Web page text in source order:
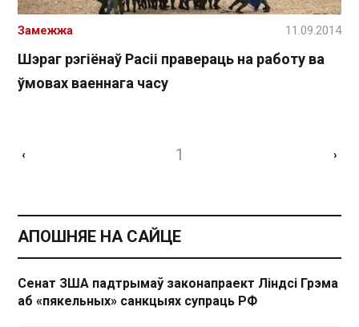
Шэраг рэгіёнаў Расіі правераць на работу ва
ўмовах ваеннага часу
Замежжа 11.09.2014
‹ 1 ›
АПОШНЯЕ НА САЙЦЕ
Сенат ЗША падтрымаў законапраект Ліндсі Грэма
аб «пякельных» санкцыях супраць РФ